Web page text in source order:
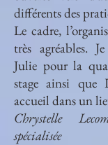
différents des
Le cadre,
très agréables.
Julie pour la
stage ainsi que
accueil dans un
Chrystelle
spécialisée